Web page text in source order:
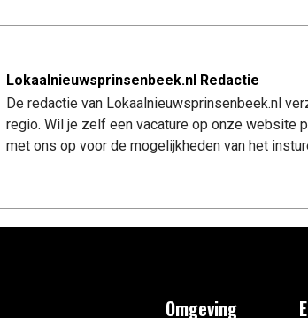
Lokaalnieuwsprinsenbeek.nl Redactie
De redactie van Lokaalnieuwsprinsenbeek.nl
regio. Wil je zelf een vacature op onze website
met ons op voor de mogelijkheden van het
Omgeving